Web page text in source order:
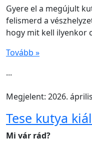
Gyere el a megújult
felismerd a
hogy mit kell ilyenkor
Tovább »
...
Megjelent: 2026.
Tese kutya
Mi vár rád?